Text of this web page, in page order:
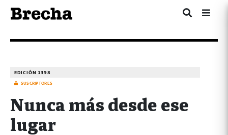
EDICIÓN 1398
SUSCRIPTORES
Nunca más desde ese
lugar